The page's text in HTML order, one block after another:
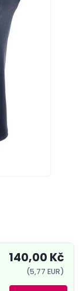
140,00 Kč
(5,77 EUR)